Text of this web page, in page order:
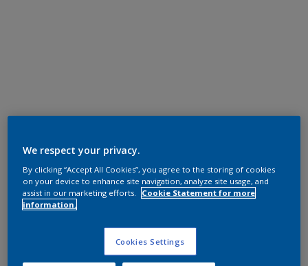
We respect your privacy.
By clicking “Accept All Cookies”, you agree to the storing of cookies
on your device to enhance site navigation, analyze site usage, and
assist in our marketing efforts.
Cookie Statement for more
information.
Cookies Settings